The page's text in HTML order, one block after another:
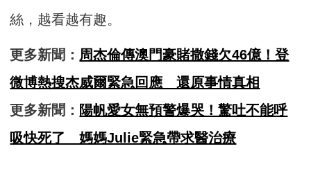
絲，越看越有趣。
更多新聞： 周杰倫傳澳門豪賭撒錢欠46億！登
微博熱搜杰威爾緊急回應 還原事情真相
更多新聞： 陽帆愛女無預警爆哭！驚吐不能呼
吸快死了 媽媽Julie緊急帶求醫治療